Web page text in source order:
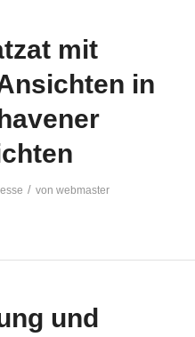
mit
in
/ von webmaster
und